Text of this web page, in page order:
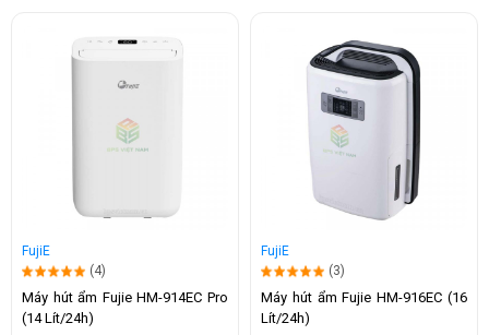
FujiE
(4)
Máy hút ẩm Fujie HM-914EC Pro
(14 Lít/24h)
FujiE
(3)
Máy hút ẩm Fujie HM-916EC (16
Lít/24h)